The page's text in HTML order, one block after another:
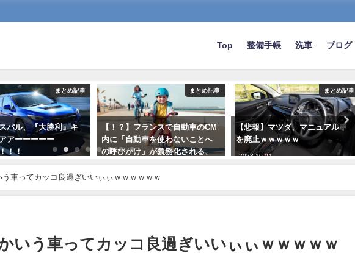
Top 整備手帳 洗車 ブログ
まとめ記事
バル、『大勝利』キ
アーーーーー
！！
まとめ記事
【！？】フランスで自動車のCM
内に「自動車を使わないことへ
の呼びかけ」が義務化される、
違反すると600万円超の罰金
2022-01-06
まとめ記事
【悲報】マツダ、マニュアル車
を廃止ｗｗｗｗｗ
2023-10-04
う車ってカッコ良過ぎいいぃぃｗｗｗｗｗｗ
いう車ってカッコ良過ぎいいぃぃｗｗｗｗｗ